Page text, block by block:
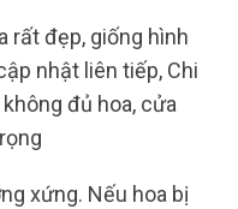
rất đẹp, giống hình
nhật liên tiếp, Chi
đủ hoa, cửa
xứng. Nếu hoa bị